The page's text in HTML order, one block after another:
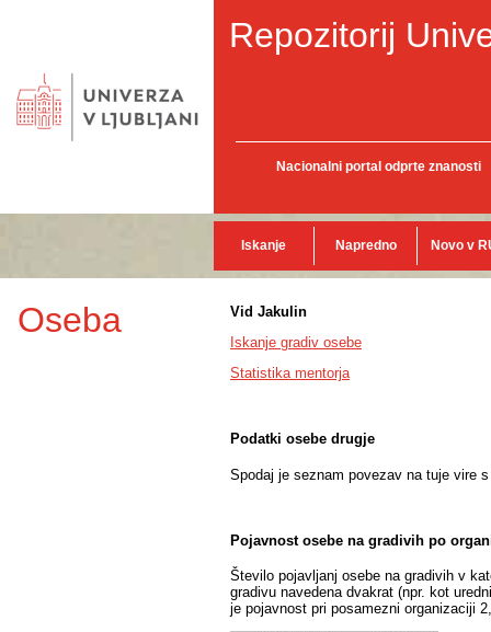
Repozitorij
Nacionalni portal odprte znanosti
Iskanje Napredno Novo v
Oseba
Vid Jakulin
Iskanje gradiv osebe
Statistika mentorja
Podatki osebe drugje
Spodaj je seznam povezav na tuje vire
Pojavnost osebe na gradivih po
Število pojavljanj osebe na gradivih v
gradivu navedena dvakrat (npr. kot
je pojavnost pri posamezni organizaciji